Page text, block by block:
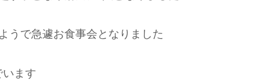
うで急遽お食事会となりました
ます